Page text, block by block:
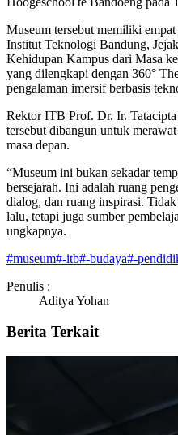
Museum tersebut memiliki
Institut Teknologi Bandung,
Kehidupan Kampus dari Masa
yang dilengkapi dengan 360°
pengalaman imersif berbasis
Rektor ITB Prof. Dr. Ir.
tersebut dibangun untuk
masa depan.
“Museum ini bukan sekadar
bersejarah. Ini adalah ruang
dialog, dan ruang inspirasi.
lalu, tetapi juga sumber
ungkapnya.
#museum#-itb#-budaya#-
Penulis :
Aditya Yohan
Berita Terkait